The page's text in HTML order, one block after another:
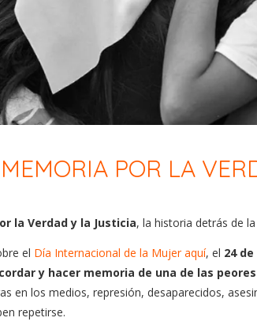
POR LA
la Verdad y la Justicia, la historia detrás de
el Día Internacional de la Mujer aquí, el 24
y hacer memoria de una de las
en los medios, represión, desaparecidos,
repetirse.